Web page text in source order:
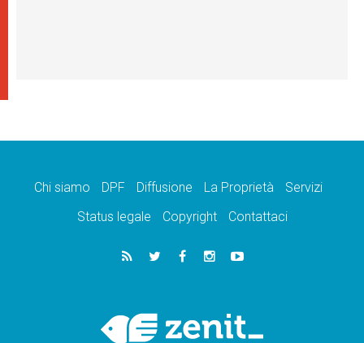
Chi siamo DPF Diffusione La Proprietà
Servizi
Status legale
Copyright Contattaci